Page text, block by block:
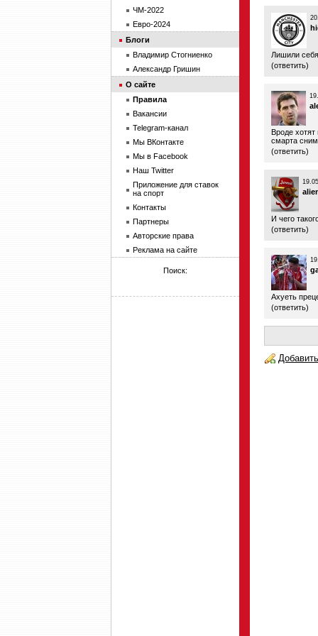
Лишили
(ответить)
Вроде
смарта
(ответить)
И чего
(ответить)
Ахуеть
(ответить)
ЧМ-2022
Евро-2024
Блоги
Владимир Стогниенко
Александр Гришин
О сайте
Правила
Вакансии
Telegram-канал
Мы ВКонтакте
Мы в Facebook
Наш Twitter
Приложение для ставок
на спорт
Контакты
Партнеры
Авторские права
Реклама на сайте
Поиск: